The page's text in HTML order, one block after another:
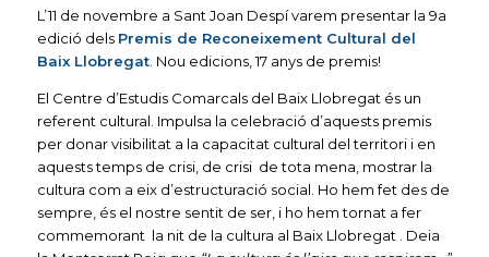
L’11 de novembre a Sant Joan Despí varem presentar la 9a
edició dels Premis de Reconeixement Cultural del
Baix Llobregat. Nou edicions, 17 anys de premis!
El Centre d’Estudis Comarcals del Baix Llobregat és un
referent cultural. Impulsa la celebració d’aquests premis
per donar visibilitat a la capacitat cultural del territori i en
aquests temps de crisi, de crisi de tota mena, mostrar la
cultura com a eix d’estructuració social. Ho hem fet des de
sempre, és el nostre sentit de ser, i ho hem tornat a fer
commemorant la nit de la cultura al Baix Llobregat . Deia